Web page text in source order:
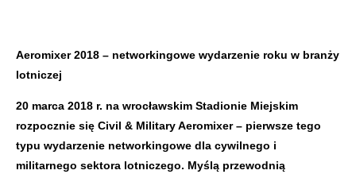
Aeromixer 2018 – networkingowe wydarzenie roku w branży
lotniczej
20 marca 2018 r. na wrocławskim Stadionie Miejskim
rozpocznie się Civil & Military Aeromixer – pierwsze tego
typu wydarzenie networkingowe dla cywilnego i
militarnego sektora lotniczego. Myślą przewodnią